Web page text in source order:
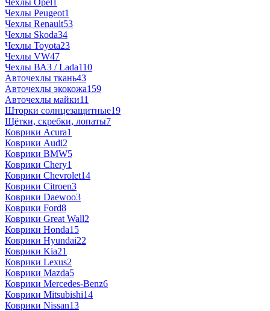
Чехлы Peugeot1
Чехлы Renault53
Чехлы Skoda34
Чехлы Toyota23
Чехлы VW47
Чехлы ВАЗ / Lada110
Авточехлы ткань43
Авточехлы экокожа159
Авточехлы майки11
Шторки солнцезащитные19
Щётки, скребки, лопаты7
Коврики Acura1
Коврики Audi2
Коврики BMW5
Коврики Chery1
Коврики Chevrolet14
Коврики Citroen3
Коврики Daewoo3
Коврики Ford8
Коврики Great Wall2
Коврики Honda15
Коврики Hyundai22
Коврики Kia21
Коврики Lexus2
Коврики Mazda5
Коврики Mercedes-Benz6
Коврики Mitsubishi14
Коврики Nissan13